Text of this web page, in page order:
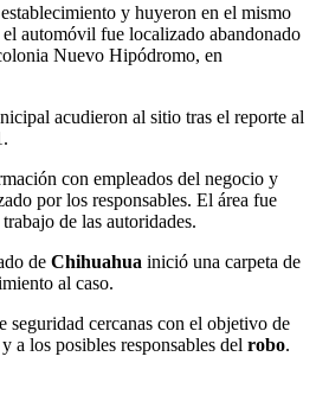
y huyeron en el mismo
automóvil fue localizado abandonado
Nuevo Hipódromo, en
acudieron al sitio tras el reporte al
con empleados del negocio y
por los responsables. El área fue
de las autoridades.
de Chihuahua inició una carpeta de
al caso.
seguridad cercanas con el objetivo de
a los posibles responsables del robo.